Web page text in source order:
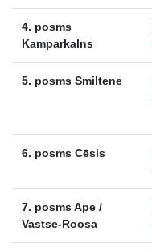
4. posms
Kamparkalns
5. posms Smiltene
6. posms Cēsis
7. posms Ape /
Vastse-Roosa